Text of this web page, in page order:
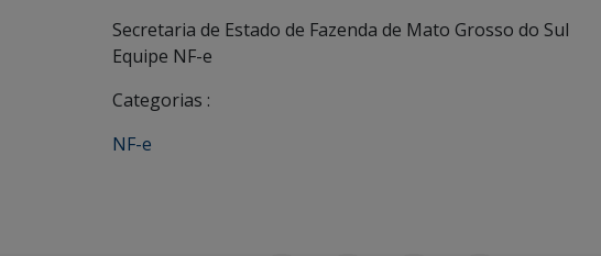
Secretaria de Estado de Fazenda de Mato Grosso do Sul
Equipe NF-e
Categorias :
NF-e